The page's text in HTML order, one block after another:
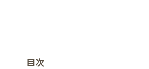
目次